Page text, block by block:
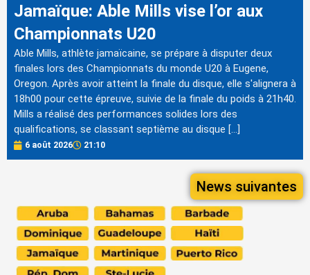
Jamaïque: Able Mills vise l’or aux
Championnats U20
Able Mills, athlète jamaïcaine, se prépare à disputer deux
finales lors des Championnats du monde U20 à Eugene,
Oregon. Après avoir atteint la finale du disque, elle s'alignera à
18h00 pour cette épreuve, suivie de la finale du poids à 21h40.
Mills a réalisé des performances solides lors des
qualifications, se classant septième au disque […]
6 août 2026 21:10
News suivantes